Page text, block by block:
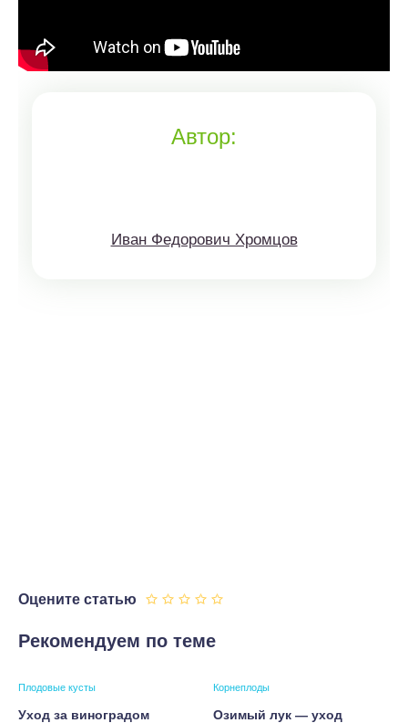
Автор:
Иван Федорович Хромцов
Оцените статью
Рекомендуем по теме
Плодовые кусты
Уход за виноградом
Корнеплоды
Озимый лук — уход